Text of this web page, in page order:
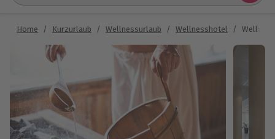
Home / Kurzurlaub / Wellnessurlaub / Wellnesshotel /